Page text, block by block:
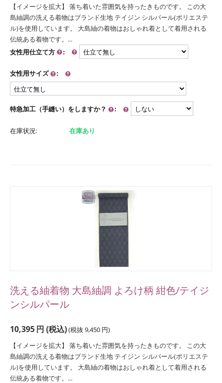
【イメージを拡大】 落ち着いた雰囲気を持ったきものです。 この大
島紬調の洗える着物はブランド生地 テイジン シルパール(ポリエステ
ル)を使用しています。 大島紬の着物はおしゃれ着として着用される
伝統ある着物です。...
女性用仕立て方
:
女性用サイズ :
特急加工（手縫い）をしますか？ :
在庫状況: 在庫あり
洗える紬着物 大島紬調 よろけ柄 紺色/テイジ
ンシルパール
10,395円 (税込)(税抜 9,450 円)
【イメージを拡大】 落ち着いた雰囲気を持ったきものです。 この大
島紬調の洗える着物はブランド生地 テイジン シルパール(ポリエステ
ル)を使用しています。 大島紬の着物はおしゃれ着として着用される
伝統ある着物です。...